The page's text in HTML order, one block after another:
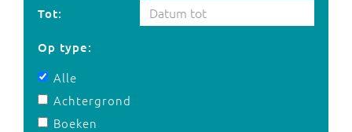
Tot:
Op type:
Alle
Achtergrond
Boeken